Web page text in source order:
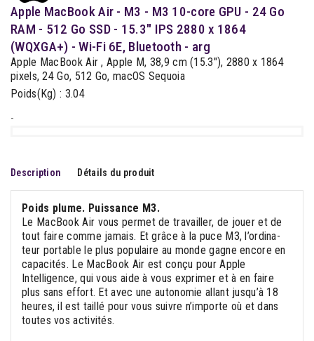
Apple MacBook Air - M3 - M3 10-core GPU - 24 Go
RAM - 512 Go SSD - 15.3" IPS 2880 x 1864
(WQXGA+) - Wi-Fi 6E, Bluetooth - arg
Apple MacBook Air , Apple M, 38,9 cm (15.3"), 2880 x 1864
pixels, 24 Go, 512 Go, macOS Sequoia
Poids(Kg) : 3.04
-
Description Détails du produit
Poids plume. Puissance M3.
Le MacBook Air vous permet de travailler, de jouer et de
tout faire comme jamais. Et grâce à la puce M3, l’ordina­
teur portable le plus populaire au monde gagne encore en
capacités. Le MacBook Air est conçu pour Apple
Intelligence, qui vous aide à vous exprimer et à en faire
plus sans effort. Et avec une autonomie allant jusqu’à 18
heures, il est taillé pour vous suivre n’importe où et dans
toutes vos activités.